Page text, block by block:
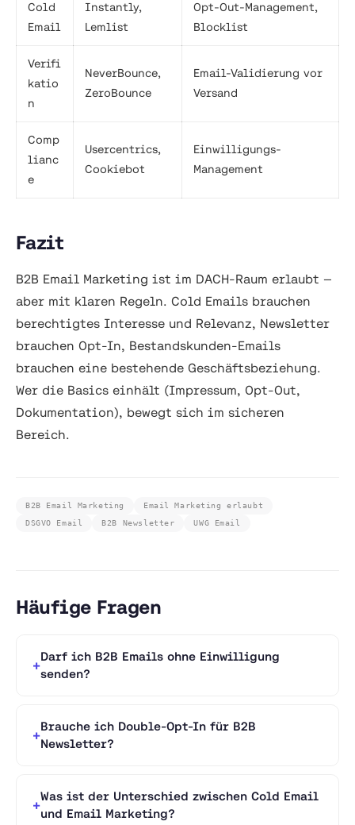
Cold
Email
Instantly,
Lemlist
Opt-Out-Management,
Blocklist
Verifi
katio
n
NeverBounce,
ZeroBounce
Email-Validierung vor
Versand
Comp
lianc
e
Usercentrics,
Cookiebot
Einwilligungs-
Management
Fazit
B2B Email Marketing ist im DACH-Raum erlaubt —
aber mit klaren Regeln. Cold Emails brauchen
berechtigtes Interesse und Relevanz, Newsletter
brauchen Opt-In, Bestandskunden-Emails
brauchen eine bestehende Geschäftsbeziehung.
Wer die Basics einhält (Impressum, Opt-Out,
Dokumentation), bewegt sich im sicheren
Bereich.
B2B Email Marketing
Email Marketing erlaubt
DSGVO Email
B2B Newsletter UWG Email
Häufige Fragen
Darf ich B2B Emails ohne Einwilligung
senden?
Brauche ich Double-Opt-In für B2B
Newsletter?
Was ist der Unterschied zwischen Cold Email
und Email Marketing?